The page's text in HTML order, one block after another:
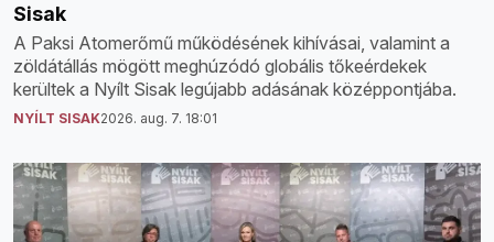
Sisak
A Paksi Atomerőmű működésének kihívásai, valamint a
zöldátállás mögött meghúzódó globális tőkeérdekek
kerültek a Nyílt Sisak legújabb adásának középpontjába.
NYÍLT SISAK2026. aug. 7. 18:01